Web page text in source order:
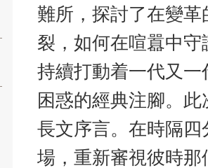
難所，探討了在變
裂，如何在喧囂中
持續打動着一代又
困惑的經典注腳。
長文序言。在時隔
場，重新審視彼時